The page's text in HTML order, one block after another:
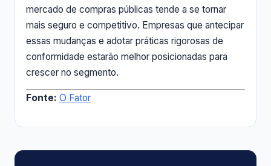
mercado de compras públicas tende a se tornar
mais seguro e competitivo. Empresas que antecipar
essas mudanças e adotar práticas rigorosas de
conformidade estarão melhor posicionadas para
crescer no segmento.
Fonte: O Fator